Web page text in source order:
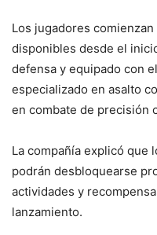
Los jugadores
disponibles desde el
defensa y equipado con
especializado en asalto
en combate de precisión
La compañía explicó que
podrán desbloquearse
actividades y
lanzamiento.